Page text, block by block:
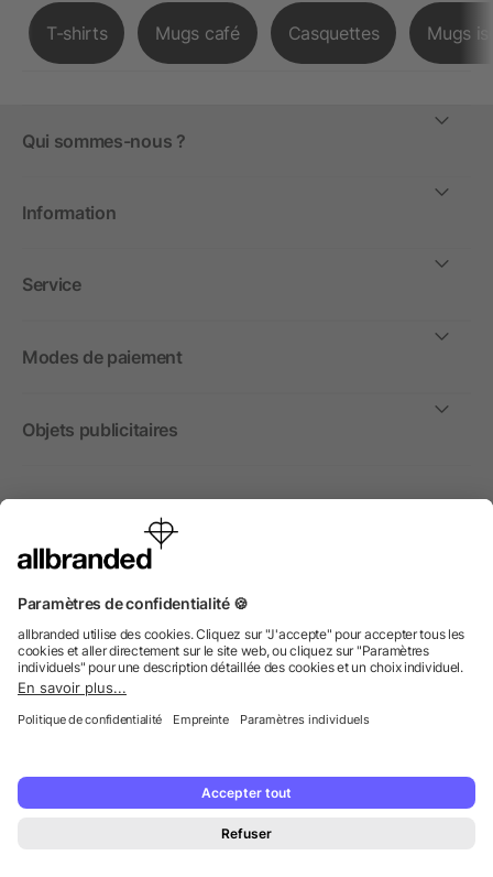
T-shirts Mugs café Casquettes Mugs
Qui sommes-nous ?
Information
Service
Modes de paiement
Objets publicitaires
International
Nous commercialisons nos objets publicitaires et articles
non aux personnes privées.